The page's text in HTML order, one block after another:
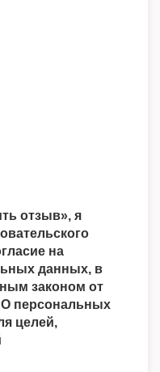
отзыв», я
на
данных, в
законом от
персональных
целей,